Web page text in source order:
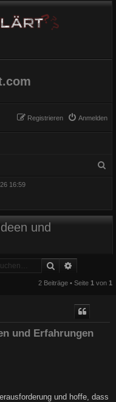
Anmelden
Registrieren
16:59
und
Suche
2 Beiträge • Seite 1 von 1
und Erfahrungen
und hoffe, dass